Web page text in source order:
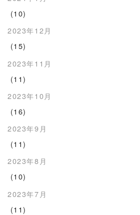
(10)
2023年12月
(15)
2023年11月
(11)
2023年10月
(16)
2023年9月
(11)
2023年8月
(10)
2023年7月
(11)